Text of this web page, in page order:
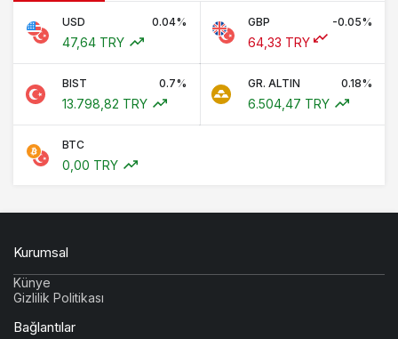
USD 0.04%
47,64 TRY
GBP -0.05%
64,33 TRY
BIST 0.7%
13.798,82 TRY
GR. ALTIN 0.18%
6.504,47 TRY
BTC
0,00 TRY
Kurumsal
Künye
Gizlilik Politikası
Bağlantılar